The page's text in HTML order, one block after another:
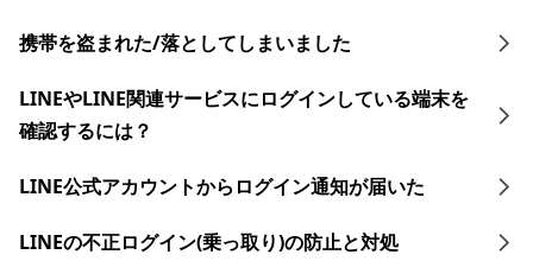
携帯を盗まれた/落としてしまいました
LINEやLINE関連サービスにログインしている端末を
確認するには？
LINE公式アカウントからログイン通知が届いた
LINEの不正ログイン(乗っ取り)の防止と対処